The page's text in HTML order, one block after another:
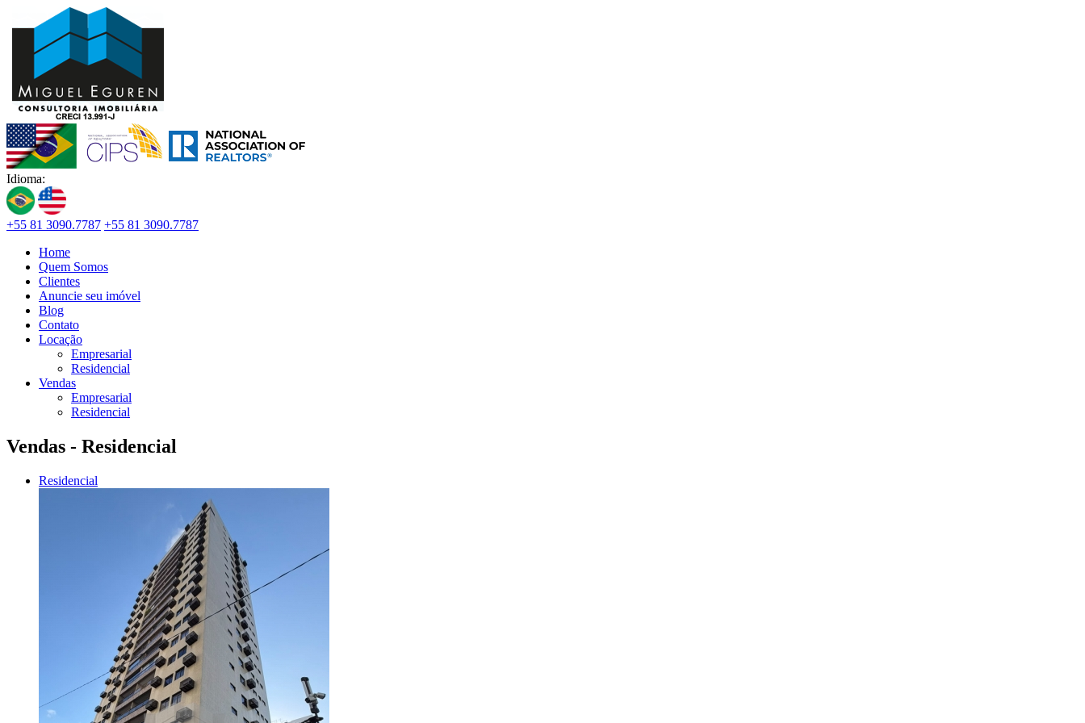
Idioma:
+55 81 3090.7787 +55 81 3090.7787
Home
Quem Somos
Clientes
Anuncie seu imóvel
Blog
Contato
Locação
Empresarial
Residencial
Vendas
Empresarial
Residencial
Vendas - Residencial
Residencial